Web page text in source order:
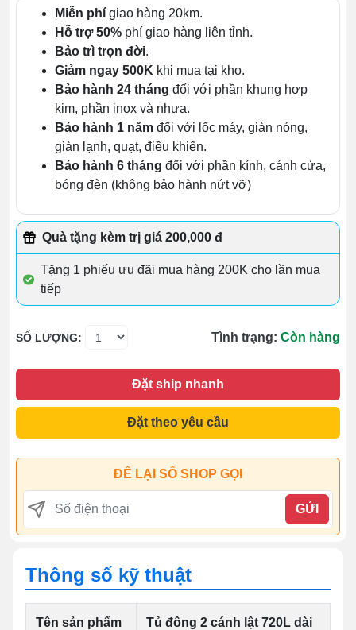
Miễn phí giao hàng 20km.
Hỗ trợ 50% phí giao hàng liên tỉnh.
Bảo trì trọn đời.
Giảm ngay 500K khi mua tại kho.
Bảo hành 24 tháng đối với phần khung hợp
kim, phần inox và nhựa.
Bảo hành 1 năm đối với lốc máy, giàn nóng,
giàn lạnh, quạt, điều khiển.
Bảo hành 6 tháng đối với phần kính, cánh cửa,
bóng đèn (không bảo hành nứt vỡ)
Quà tặng kèm trị giá 200,000 đ
Tặng 1 phiếu ưu đãi mua hàng 200K cho lần mua
tiếp
SỐ LƯỢNG: Tình trạng: Còn hàng
Đặt ship nhanh
Đặt theo yêu cầu
ĐỂ LẠI SỐ SHOP GỌI
GỬI
Thông số kỹ thuật
Tên sản phẩm
Tủ đông 2 cánh lật 720L dài